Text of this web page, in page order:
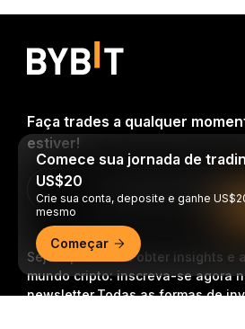
Seja o primeiro a obter insights e
mundo cripto: inscreva-se agora
newsletter.Todas as formas de
Faça trades a qualquer
estiver!
Download Bybit
Comece sua jornada de
US$20
Crie sua conta, deposite e ganhe
mesmo
Começar